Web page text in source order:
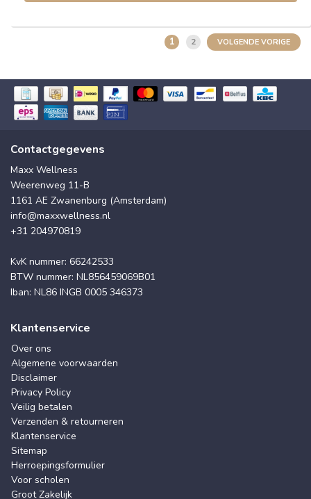
1 2 VOLGENDE VORIGE
Contactgegevens
Maxx Wellness
Weerenweg 11-B
1161 AE Zwanenburg (Amsterdam)
info@maxxwellness.nl
+31 204970819
KvK nummer: 66242533
BTW nummer: NL856459069B01
Iban: NL86 INGB 0005 346373
Klantenservice
Over ons
Algemene voorwaarden
Disclaimer
Privacy Policy
Veilig betalen
Verzenden & retourneren
Klantenservice
Sitemap
Herroepingsformulier
Voor scholen
Groot Zakelijk